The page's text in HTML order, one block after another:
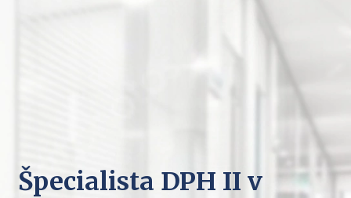
Špecialista DPH II v